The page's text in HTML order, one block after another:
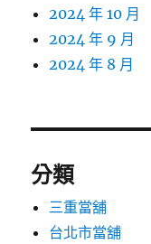
2024 年 10 月
2024 年 9 月
2024 年 8 月
分類
三重當舖
台北市當舖